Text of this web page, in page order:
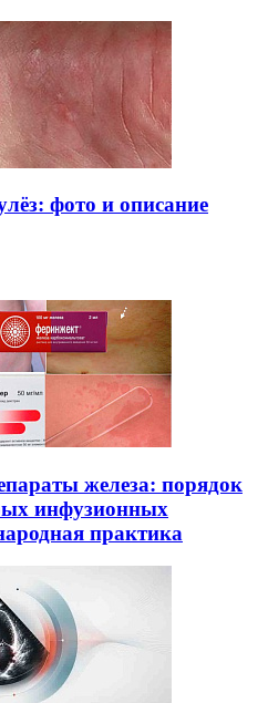
фото и описание
железа: порядок
инфузионных
практика